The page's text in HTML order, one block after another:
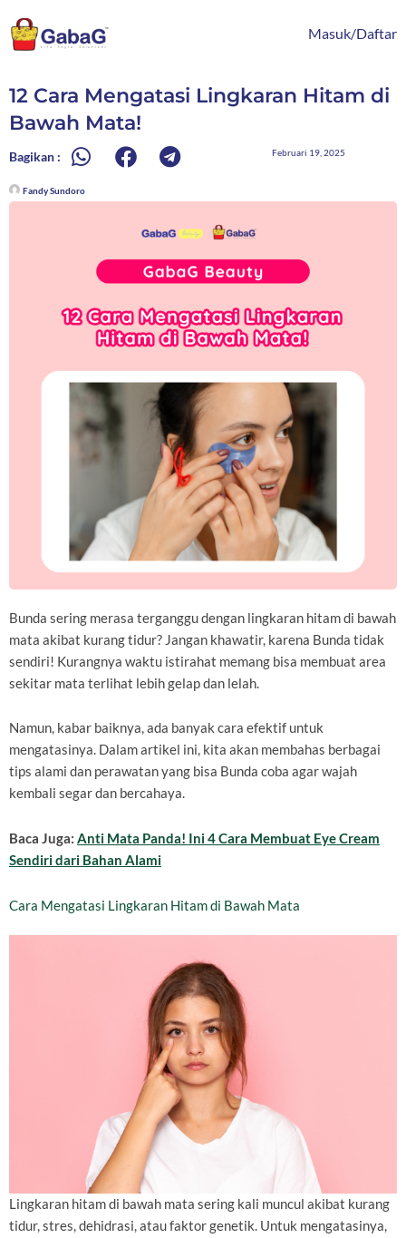
ke
konten
Masuk/Daftar
12 Cara Mengatasi Lingkaran Hitam di
Bawah Mata!
Bagikan : Februari 19, 2025
Fandy Sundoro
Bunda sering merasa terganggu dengan lingkaran hitam di bawah
mata akibat kurang tidur? Jangan khawatir, karena Bunda tidak
sendiri! Kurangnya waktu istirahat memang bisa membuat area
sekitar mata terlihat lebih gelap dan lelah.
Namun, kabar baiknya, ada banyak cara efektif untuk
mengatasinya. Dalam artikel ini, kita akan membahas berbagai
tips alami dan perawatan yang bisa Bunda coba agar wajah
kembali segar dan bercahaya.
Baca Juga: Anti Mata Panda! Ini 4 Cara Membuat Eye Cream
Sendiri dari Bahan Alami
Cara Mengatasi Lingkaran Hitam di Bawah Mata
Lingkaran hitam di bawah mata sering kali muncul akibat kurang
tidur, stres, dehidrasi, atau faktor genetik. Untuk mengatasinya,